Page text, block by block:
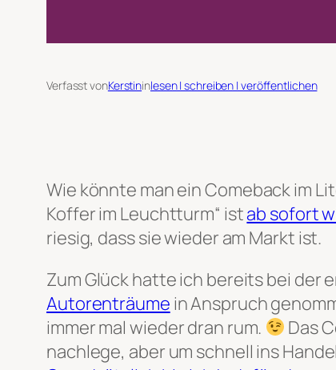
Verfasst vonKerstininlesen | schreiben | veröffentlichen
Wie könnte man ein Comeback im
Koffer im Leuchtturm“ istab sofort
riesig, dass sie wieder am Markt ist.
Zum Glück hatte ich bereits bei der
Autorenträume in Anspruch
immer mal wieder dran rum.
Das
nachlege, aber um schnell ins